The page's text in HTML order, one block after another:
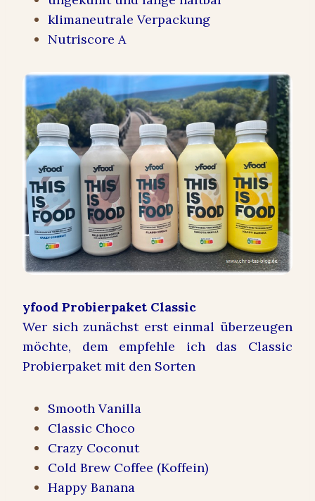
klimaneutrale Verpackung
Nutriscore A
yfood Probierpaket Classic
Wer sich zunächst erst einmal überzeugen
möchte, dem empfehle ich das Classic
Probierpaket mit den Sorten
Smooth Vanilla
Classic Choco
Crazy Coconut
Cold Brew Coffee (Koffein)
Happy Banana